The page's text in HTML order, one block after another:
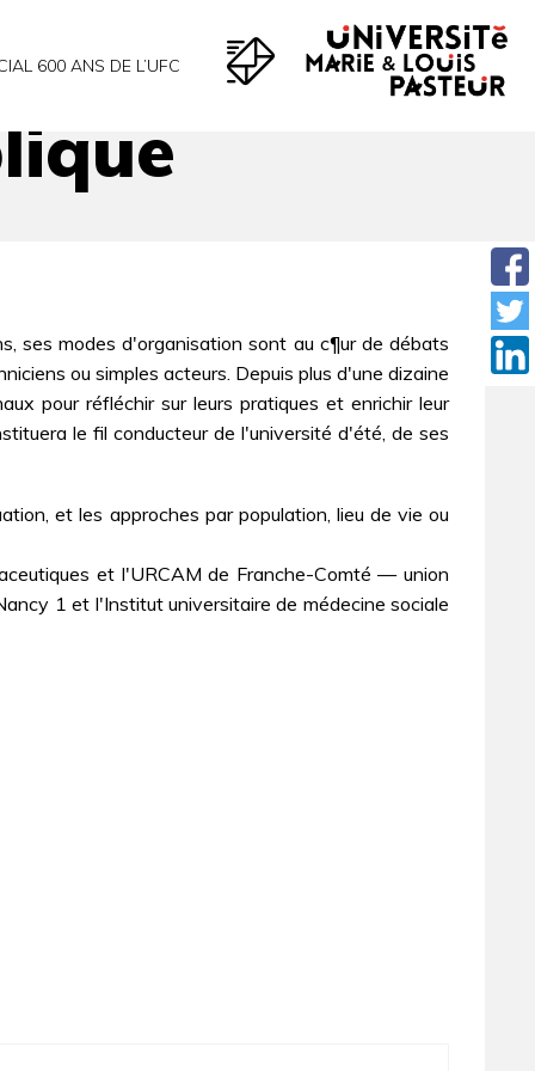
600 ANS DE L’UFC
ses modes d'organisation sont au c¶ur de débats
ou simples acteurs. Depuis plus d'une dizaine
pour réfléchir sur leurs pratiques et enrichir leur
le fil conducteur de l'université d'été, de ses
et les approches par population, lieu de vie ou
et l'URCAM de Franche-Comté — union
1 et l'Institut universitaire de médecine sociale